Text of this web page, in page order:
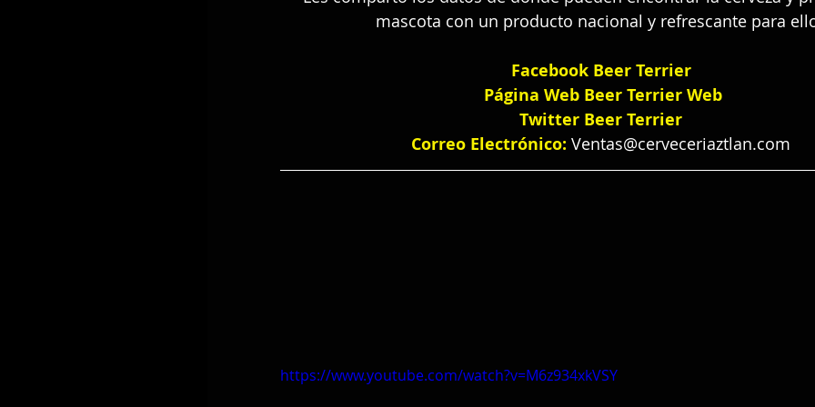
mascota con un producto nacional y refrescante para
Facebook Beer Terrier
Página Web Beer Terrier Web
Twitter Beer Terrier
Correo Electrónico: Ventas@cerveceriaztlan.com
https://www.youtube.com/watch?v=M6z934xkVSY